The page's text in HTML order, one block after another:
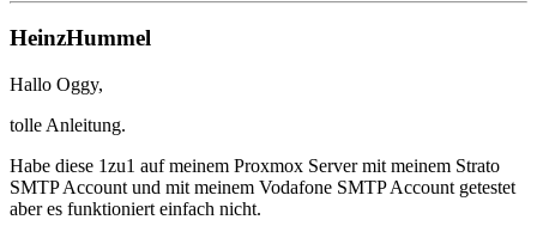
HeinzHummel
Hallo Oggy,
tolle Anleitung.
Habe diese 1zu1 auf meinem Proxmox Server mit meinem Strato
SMTP Account und mit meinem Vodafone SMTP Account getestet
aber es funktioniert einfach nicht.